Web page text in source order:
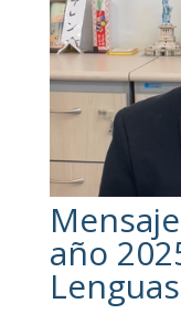
año